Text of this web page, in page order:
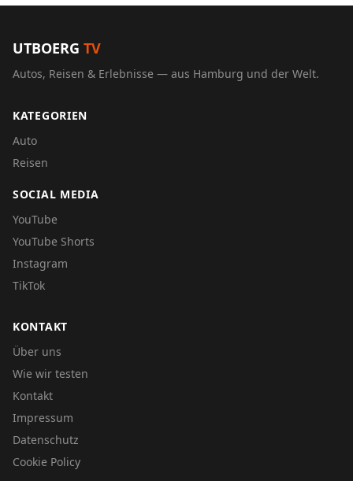
UTBOERG TV
Autos, Reisen & Erlebnisse — aus Hamburg und der Welt.
KATEGORIEN
Auto
Reisen
SOCIAL MEDIA
YouTube
YouTube Shorts
Instagram
TikTok
KONTAKT
Über uns
Wie wir testen
Kontakt
Impressum
Datenschutz
Cookie Policy